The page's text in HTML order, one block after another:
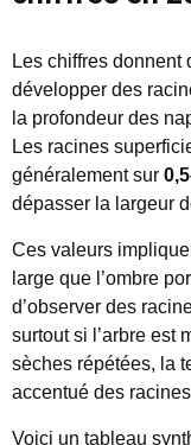
Les chiffres donnent
développer des
la profondeur des
Les racines
généralement sur
dépasser la largeur
Ces valeurs
large que l’ombre
d’observer des
surtout si l’arbre est
sèches répétées, la
accentué des
Voici un tableau